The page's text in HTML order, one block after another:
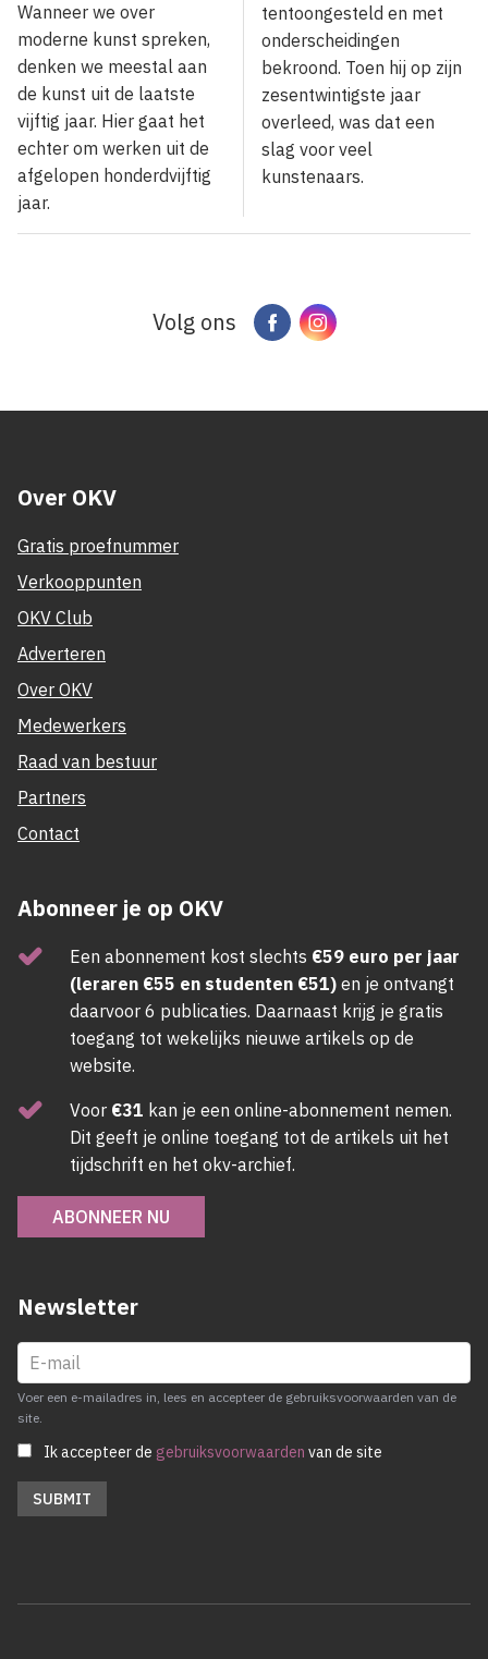
Wanneer we over
moderne kunst spreken,
denken we meestal aan
de kunst uit de laatste
vijftig jaar. Hier gaat het
echter om werken uit de
afgelopen honderdvijftig
jaar.
tentoongesteld en met
onderscheidingen
bekroond. Toen hij op zijn
zesentwintigste jaar
overleed, was dat een
slag voor veel
kunstenaars.
Volg ons FacebookInstagram
Over OKV
Gratis proefnummer
Verkooppunten
OKV Club
Adverteren
Over OKV
Medewerkers
Raad van bestuur
Partners
Contact
Abonneer je op OKV
Een abonnement kost slechts €59 euro per jaar
(leraren €55 en studenten €51) en je ontvangt
daarvoor 6 publicaties. Daarnaast krijg je gratis
toegang tot wekelijks nieuwe artikels op de
website.
Voor €31 kan je een online-abonnement nemen.
Dit geeft je online toegang tot de artikels uit het
tijdschrift en het okv-archief.
ABONNEER NU
Newsletter
Voer een e-mailadres in, lees en accepteer de gebruiksvoorwaarden van de
site.
Ik accepteer de gebruiksvoorwaarden van de site